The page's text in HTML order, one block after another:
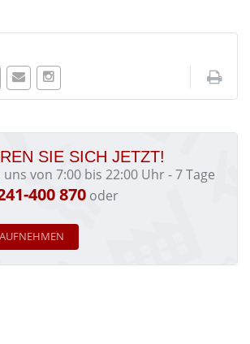
SIE SICH JETZT!
von 7:00 bis 22:00 Uhr - 7 Tage
400 870 oder